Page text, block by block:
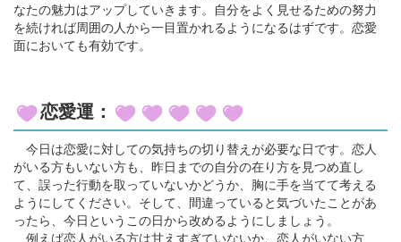
なたの魅力はアップしていきます。自分をよく見せるための努力
を続ければ周囲の人から一目置かれるようになるはずです。恋愛
面においても有効です。
恋愛運：
今日は恋愛に対しての気持ちの切り替えが必要な日です。恋人
がいる方もいない方も、昨日までの自分の在り方を見つめ直し
て、誤った行動を取っていないかどうか、胸に手を当てて考える
ようにしてください。そして、間違っていると気づいたことがあ
ったら、今日というこの日から改めるようにしましょう。
例えば恋人がいる方は甘えすぎていないか、恋人がいない方